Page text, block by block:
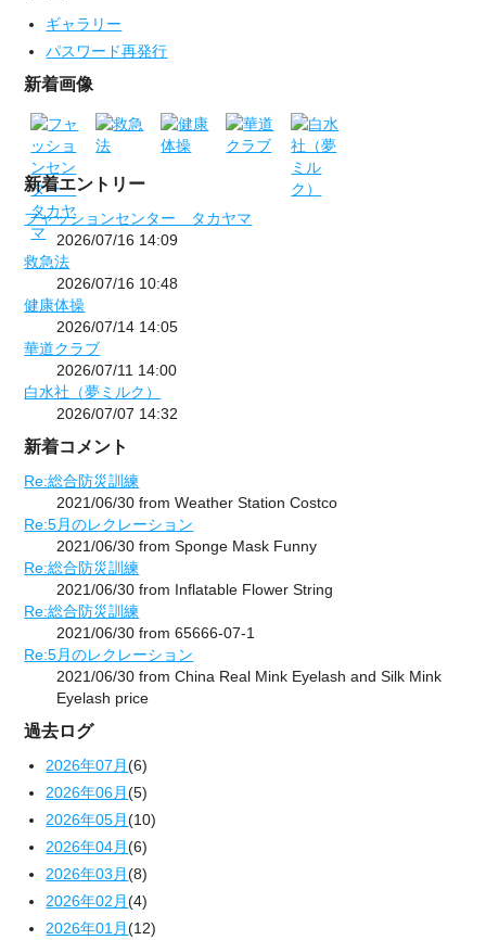
ギャラリー
パスワード再発行
新着画像
新着エントリー
フャッションセンター タカヤマ
2026/07/16 14:09
救急法
2026/07/16 10:48
健康体操
2026/07/14 14:05
華道クラブ
2026/07/11 14:00
白水社（夢ミルク）
2026/07/07 14:32
新着コメント
Re:総合防災訓練
2021/06/30 from Weather Station Costco
Re:5月のレクレーション
2021/06/30 from Sponge Mask Funny
Re:総合防災訓練
2021/06/30 from Inflatable Flower String
Re:総合防災訓練
2021/06/30 from 65666-07-1
Re:5月のレクレーション
2021/06/30 from China Real Mink Eyelash and Silk Mink
Eyelash price
過去ログ
2026年07月(6)
2026年06月(5)
2026年05月(10)
2026年04月(6)
2026年03月(8)
2026年02月(4)
2026年01月(12)